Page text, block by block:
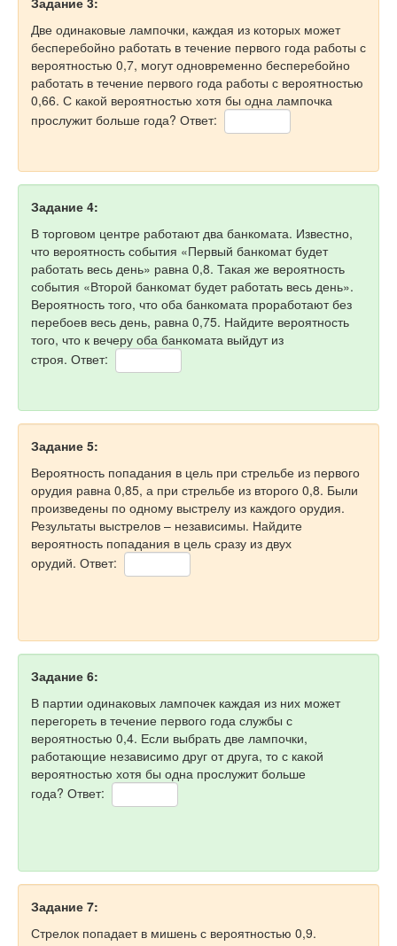
Две одинаковые лампочки, каждая из которых может
бесперебойно работать в течение первого года работы с
вероятностью 0,7, могут одновременно бесперебойно
работать в течение первого года работы с вероятностью
0,66. С какой вероятностью хотя бы одна лампочка
прослужит больше года? Ответ:
Задание 4:
В торговом центре работают два банкомата. Известно,
что вероятность события «Первый банкомат будет
работать весь день» равна 0,8. Такая же вероятность
события «Второй банкомат будет работать весь день».
Вероятность того, что оба банкомата проработают без
перебоев весь день, равна 0,75. Найдите вероятность
того, что к вечеру оба банкомата выйдут из
строя. Ответ:
Задание 5:
Вероятность попадания в цель при стрельбе из первого
орудия равна 0,85, а при стрельбе из второго 0,8. Были
произведены по одному выстрелу из каждого орудия.
Результаты выстрелов – независимы. Найдите
вероятность попадания в цель сразу из двух
орудий. Ответ:
Задание 6:
В партии одинаковых лампочек каждая из них может
перегореть в течение первого года службы с
вероятностью 0,4. Если выбрать две лампочки,
работающие независимо друг от друга, то с какой
вероятностью хотя бы одна прослужит больше
года? Ответ:
Задание 7:
Стрелок попадает в мишень с вероятностью 0,9.